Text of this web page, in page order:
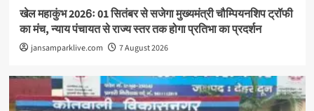
खेल महाकुंभ 2026ः 01 सितंबर से सजेगा मुख्यमंत्री चौम्पियनशिप ट्रॉफी
का मंच, न्याय पंचायत से राज्य स्तर तक होगा प्रतिभा का प्रदर्शन
jansamparklive.com 7 August 2026